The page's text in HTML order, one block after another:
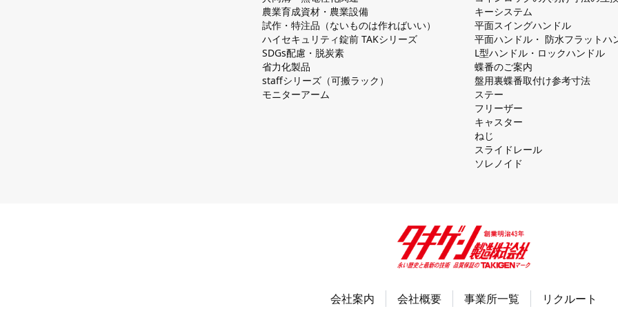
農業育成資材・農業設備
試作・特注品（ないものは作ればいい）
ハイセキュリティ錠前 TAKシリーズ
SDGs配慮・脱炭素
省力化製品
staffシリーズ（可搬ラック）
モニターアーム
キーシステム
平⾯スイングハンドル
平⾯ハンドル・ 防⽔フラットハ
L型ハンドル・ロックハンドル
蝶番のご案内
盤⽤裏蝶番取付け参考⼨法
ステー
フリーザー
キャスター
ねじ
スライドレール
ソレノイド
会社案内 会社概要 事業所一覧 リクルート